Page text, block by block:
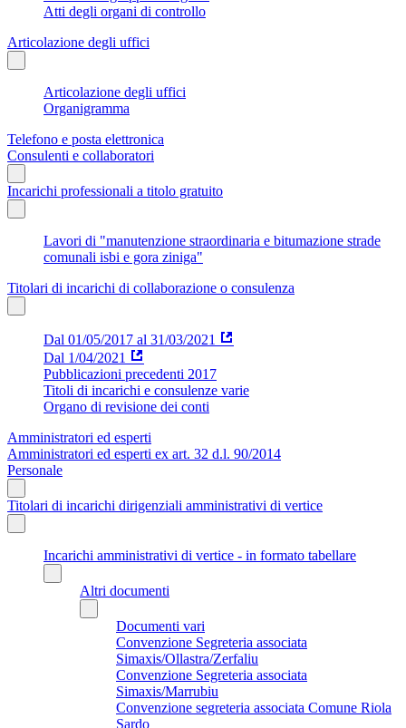
Atti degli organi di controllo
Articolazione degli uffici
Articolazione degli uffici
Organigramma
Telefono e posta elettronica
Consulenti e collaboratori
Incarichi professionali a titolo gratuito
Lavori di "manutenzione straordinaria e bitumazione strade
comunali isbi e gora ziniga"
Titolari di incarichi di collaborazione o consulenza
Dal 01/05/2017 al 31/03/2021
Dal 1/04/2021
Pubblicazioni precedenti 2017
Titoli di incarichi e consulenze varie
Organo di revisione dei conti
Amministratori ed esperti
Amministratori ed esperti ex art. 32 d.l. 90/2014
Personale
Titolari di incarichi dirigenziali amministrativi di vertice
Incarichi amministrativi di vertice - in formato tabellare
Altri documenti
Documenti vari
Convenzione Segreteria associata
Simaxis/Ollastra/Zerfaliu
Convenzione Segreteria associata
Simaxis/Marrubiu
Convenzione segreteria associata Comune Riola
Sardo